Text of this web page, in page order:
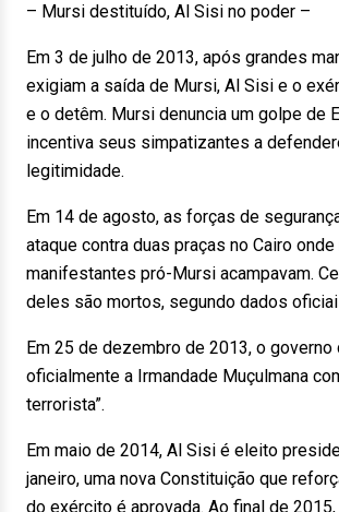
– Mursi destituído, Al Sisi no poder –
Em 3 de julho de 2013, após grandes
exigiam a saída de Mursi, Al Sisi e o
e o detêm. Mursi denuncia um golpe de
incentiva seus simpatizantes a
legitimidade.
Em 14 de agosto, as forças de
ataque contra duas praças no Cairo
manifestantes pró-Mursi acampavam.
deles são mortos, segundo dados
Em 25 de dezembro de 2013, o governo
oficialmente a Irmandade Muçulmana
terrorista”.
Em maio de 2014, Al Sisi é eleito
janeiro, uma nova Constituição que
do exército é aprovada. Ao final de